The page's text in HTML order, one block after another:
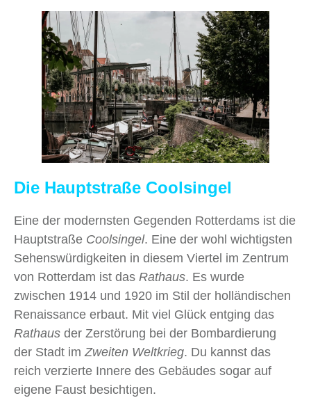
Die Hauptstraße Coolsingel
Eine der modernsten Gegenden Rotterdams ist die
Hauptstraße Coolsingel. Eine der wohl wichtigsten
Sehenswürdigkeiten in diesem Viertel im Zentrum
von Rotterdam ist das Rathaus. Es wurde
zwischen 1914 und 1920 im Stil der holländischen
Renaissance erbaut. Mit viel Glück entging das
Rathaus der Zerstörung bei der Bombardierung
der Stadt imZweiten Weltkrieg. Du kannst das
reich verzierte Innere des Gebäudes sogar auf
eigene Faust besichtigen.